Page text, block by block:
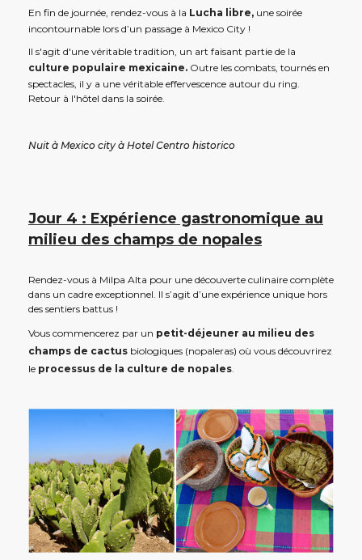
En fin de journée, rendez-vous à la Lucha libre, une soirée
incontournable lors d’un passage à Mexico City !
Il s'agit d'une véritable tradition, un art faisant partie de la
culture populaire mexicaine. Outre les combats, tournés en
spectacles, il y a une véritable effervescence autour du ring.
Retour à l'hôtel dans la soirée.
Nuit à Mexico city à Hotel Centro historico
Jour 4 : Expérience gastronomique au
milieu des champs de nopales
Rendez-vous à Milpa Alta pour une découverte culinaire complète
dans un cadre exceptionnel. Il s’agit d’une expérience unique hors
des sentiers battus !
Vous commencerez par un petit-déjeuner au milieu des
champs de cactus biologiques (nopaleras) où vous découvrirez
le processus de la culture de nopales